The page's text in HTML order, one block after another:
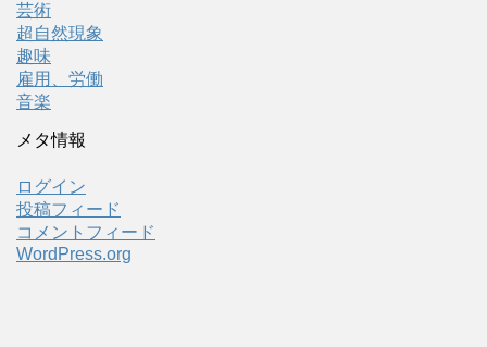
芸術
超自然現象
趣味
雇用、労働
音楽
メタ情報
ログイン
投稿フィード
コメントフィード
WordPress.org